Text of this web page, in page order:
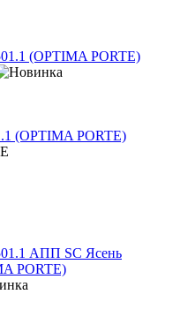
(OPTIMA PORTE)